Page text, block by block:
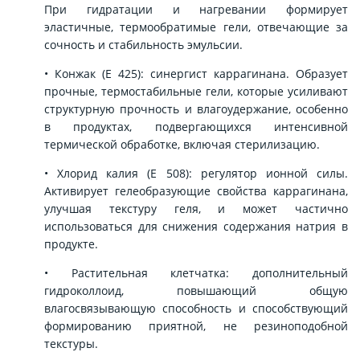
При гидратации и нагревании формирует
эластичные, термообратимые гели, отвечающие за
сочность и стабильность эмульсии.
• Конжак (Е 425): синергист каррагинана. Образует
прочные, термостабильные гели, которые усиливают
структурную прочность и влагоудержание, особенно
в продуктах, подвергающихся интенсивной
термической обработке, включая стерилизацию.
• Хлорид калия (Е 508): регулятор ионной силы.
Активирует гелеобразующие свойства каррагинана,
улучшая текстуру геля, и может частично
использоваться для снижения содержания натрия в
продукте.
• Растительная клетчатка: дополнительный
гидроколлоид, повышающий общую
влагосвязывающую способность и способствующий
формированию приятной, не резиноподобной
текстуры.